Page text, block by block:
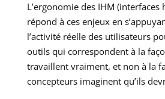
L’ergonomie des IHM
répond à ces enjeux en
l’activité réelle des utilisateurs
outils qui correspondent à la
travaillent vraiment, et non à la
concepteurs imaginent qu’ils